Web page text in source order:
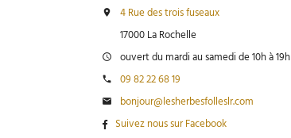
4 Rue des trois fuseaux
17000 La Rochelle
ouvert du mardi au samedi de 10h à 19h
09 82 22 68 19
bonjour@lesherbesfolleslr.com
Suivez nous sur Facebook